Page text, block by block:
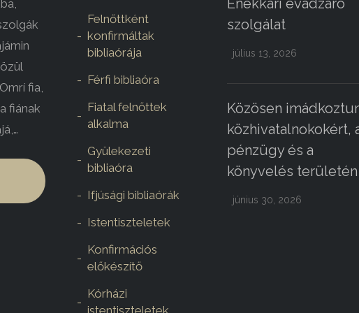
fia,
fiának
Felnőttként
konfirmáltak
bibliaórája
Férfi bibliaóra
Fiatal felnőttek
alkalma
Gyülekezeti
bibliaóra
Ifjúsági bibliaórák
Istentiszteletek
Konfirmációs
előkészítő
Kórházi
Énekkari évadzáró
szolgálat
július 13, 2026
Közösen
közhivatalnokokért,
pénzügy és a
könyvelés területén
június 30, 2026